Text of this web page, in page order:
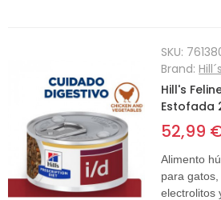
SKU:
Brand:
Hill's
Estofada
52,99
Alimento
para
electrolitos